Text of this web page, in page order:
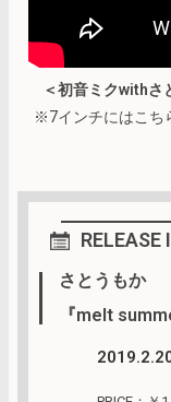
＜初音ミクwithさ
※7インチにはこち
RELEASE
さとうもか
『melt